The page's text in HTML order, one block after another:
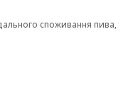
споживання пива,